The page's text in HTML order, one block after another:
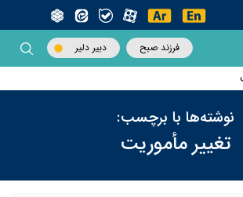
فرزند صبح دبیر دلیر
نوشته‌ها با برچسب:
تغییر مأموریت